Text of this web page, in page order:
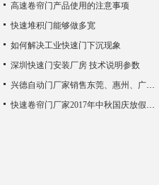
高速卷帘门产品使用的注意事项
快速堆积门能够做多宽
如何解决工业快速门下沉现象
深圳快速门安装厂房 技术说明参数
兴德自动门厂家销售东莞、惠州、广州、佛山、中山等地
快速卷帘门厂家2017年中秋国庆放假通知